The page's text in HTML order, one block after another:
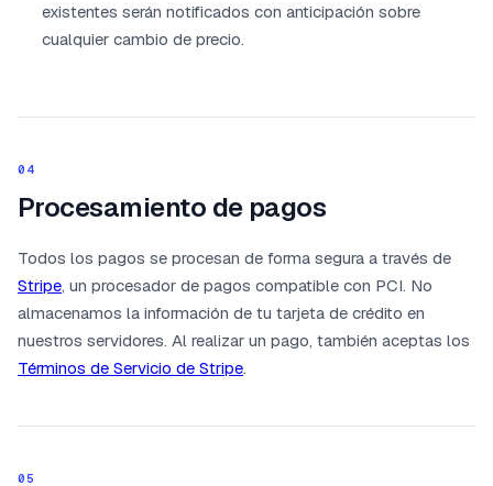
existentes serán notificados con anticipación sobre
cualquier cambio de precio.
04
Procesamiento de pagos
Todos los pagos se procesan de forma segura a través de
Stripe, un procesador de pagos compatible con PCI. No
almacenamos la información de tu tarjeta de crédito en
nuestros servidores. Al realizar un pago, también aceptas los
Términos de Servicio de Stripe.
05